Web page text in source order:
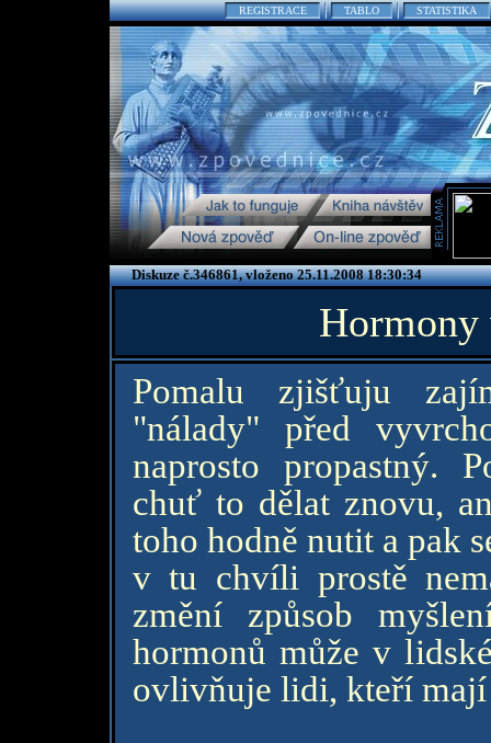
REGISTRACE TABLO STATISTIKA
Diskuze č.346861, vloženo 25.11.2008 18:30:34
Hormony
Pomalu zjišťuju
"nálady" před
naprosto propastný.
chuť to dělat znovu,
toho hodně nutit a pak
v tu chvíli prostě
změní způsob
hormonů může v
ovlivňuje lidi, kteří